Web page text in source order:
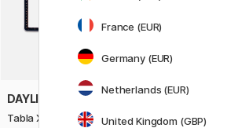
DAYLIGHT
Tabla XL Lichttafel A3 Tabla
France (EUR)
Germany (EUR)
Netherlands (EUR)
United Kingdom (GBP)